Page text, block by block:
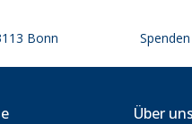
Bonn Spenden
Über uns